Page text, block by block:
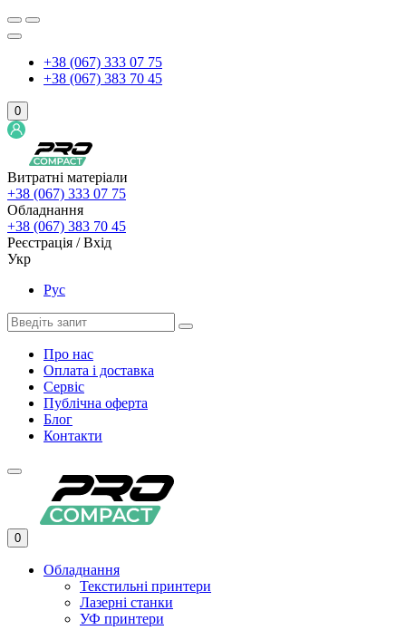
+38 (067) 333 07 75
+38 (067) 383 70 45
0
Витратні матеріали
+38 (067) 333 07 75
Обладнання
+38 (067) 383 70 45
Реєстрація / Вхід
Укр
Рус
Про нас
Оплата і доставка
Сервіс
Публічна оферта
Блог
Контакти
0
Обладнання
Текстильні принтери
Лазерні станки
УФ принтери